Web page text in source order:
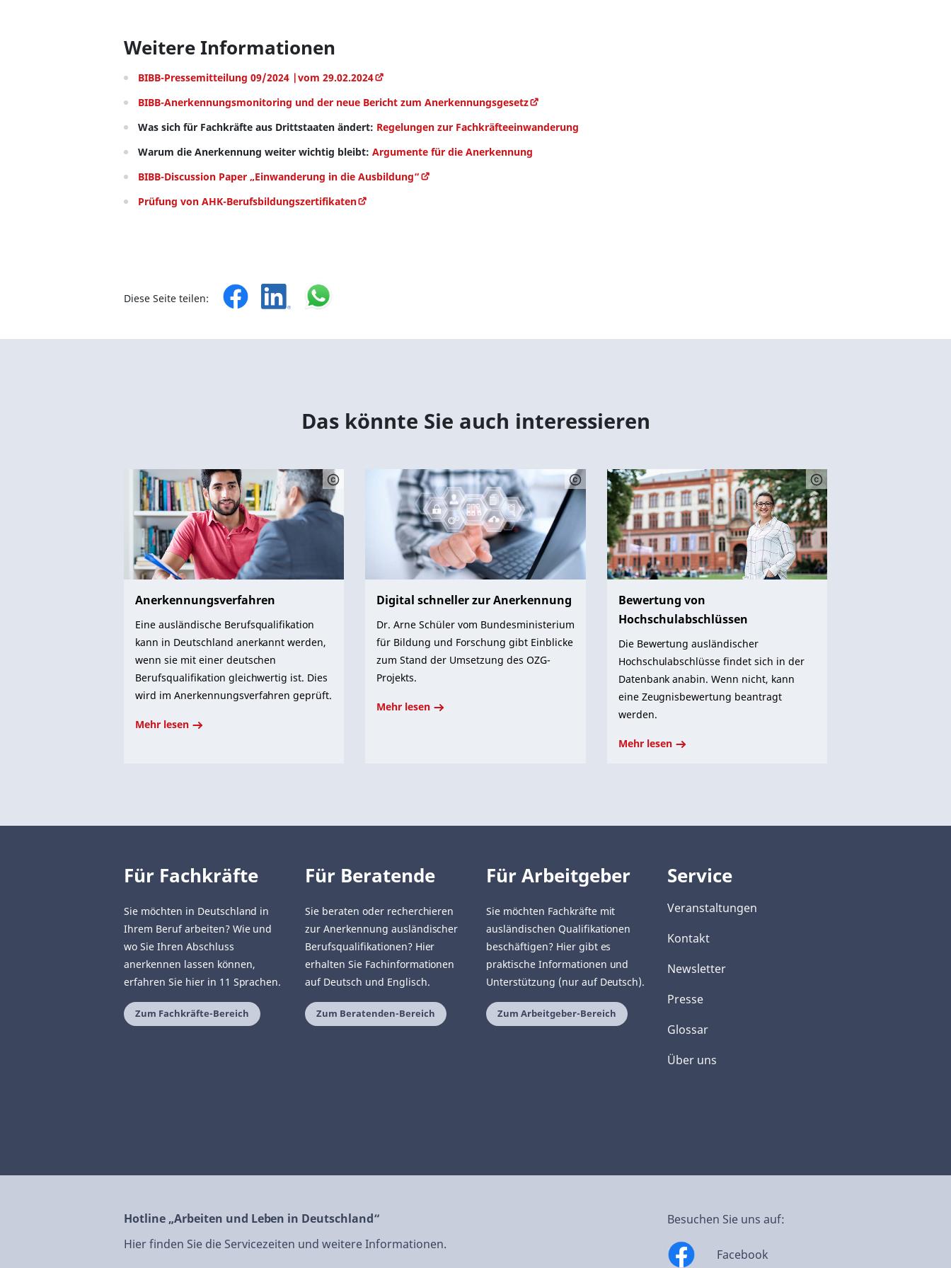
Weitere Informationen
BIBB-Pressemitteilung 09/2024 |vom 29.02.2024
BIBB-Anerkennungsmonitoring und der neue Bericht zum Anerkennungsgesetz
Was sich für Fachkräfte aus Drittstaaten ändert: Regelungen zur Fachkräfteeinwanderung
Warum die Anerkennung weiter wichtig bleibt: Argumente für die Anerkennung
BIBB-Discussion Paper „Einwanderung in die Ausbildung“
Prüfung von AHK-Berufsbildungszertifikaten
Diese Seite teilen:
Das könnte Sie auch interessieren
Anerkennungsverfahren
Eine ausländische Berufsqualifikation
kann in Deutschland anerkannt werden,
wenn sie mit einer deutschen
Berufsqualifikation gleichwertig ist. Dies
wird im Anerkennungsverfahren geprüft.
Mehr lesen
Digital schneller zur Anerkennung
Dr. Arne Schüler vom Bundesministerium
für Bildung und Forschung gibt Einblicke
zum Stand der Umsetzung des OZG-
Projekts.
Mehr lesen
Bewertung von
Hochschulabschlüssen
Die Bewertung ausländischer
Hochschulabschlüsse findet sich in der
Datenbank anabin. Wenn nicht, kann
eine Zeugnisbewertung beantragt
werden.
Mehr lesen
Für Fachkräfte
Sie möchten in Deutschland in
Ihrem Beruf arbeiten? Wie und
wo Sie Ihren Abschluss
anerkennen lassen können,
erfahren Sie hier in 11 Sprachen.
Zum Fachkräfte-Bereich
Für Beratende
Sie beraten oder recherchieren
zur Anerkennung ausländischer
Berufsqualifikationen? Hier
erhalten Sie Fachinformationen
auf Deutsch und Englisch.
Zum Beratenden-Bereich
Für Arbeitgeber
Sie möchten Fachkräfte mit
ausländischen Qualifikationen
beschäftigen? Hier gibt es
praktische Informationen und
Unterstützung (nur auf Deutsch).
Zum Arbeitgeber-Bereich
Service
Veranstaltungen
Kontakt
Newsletter
Presse
Glossar
Über uns
Hotline „Arbeiten und Leben in Deutschland“
Hier finden Sie die Servicezeiten und weitere Informationen.
Besuchen Sie uns auf:
Facebook